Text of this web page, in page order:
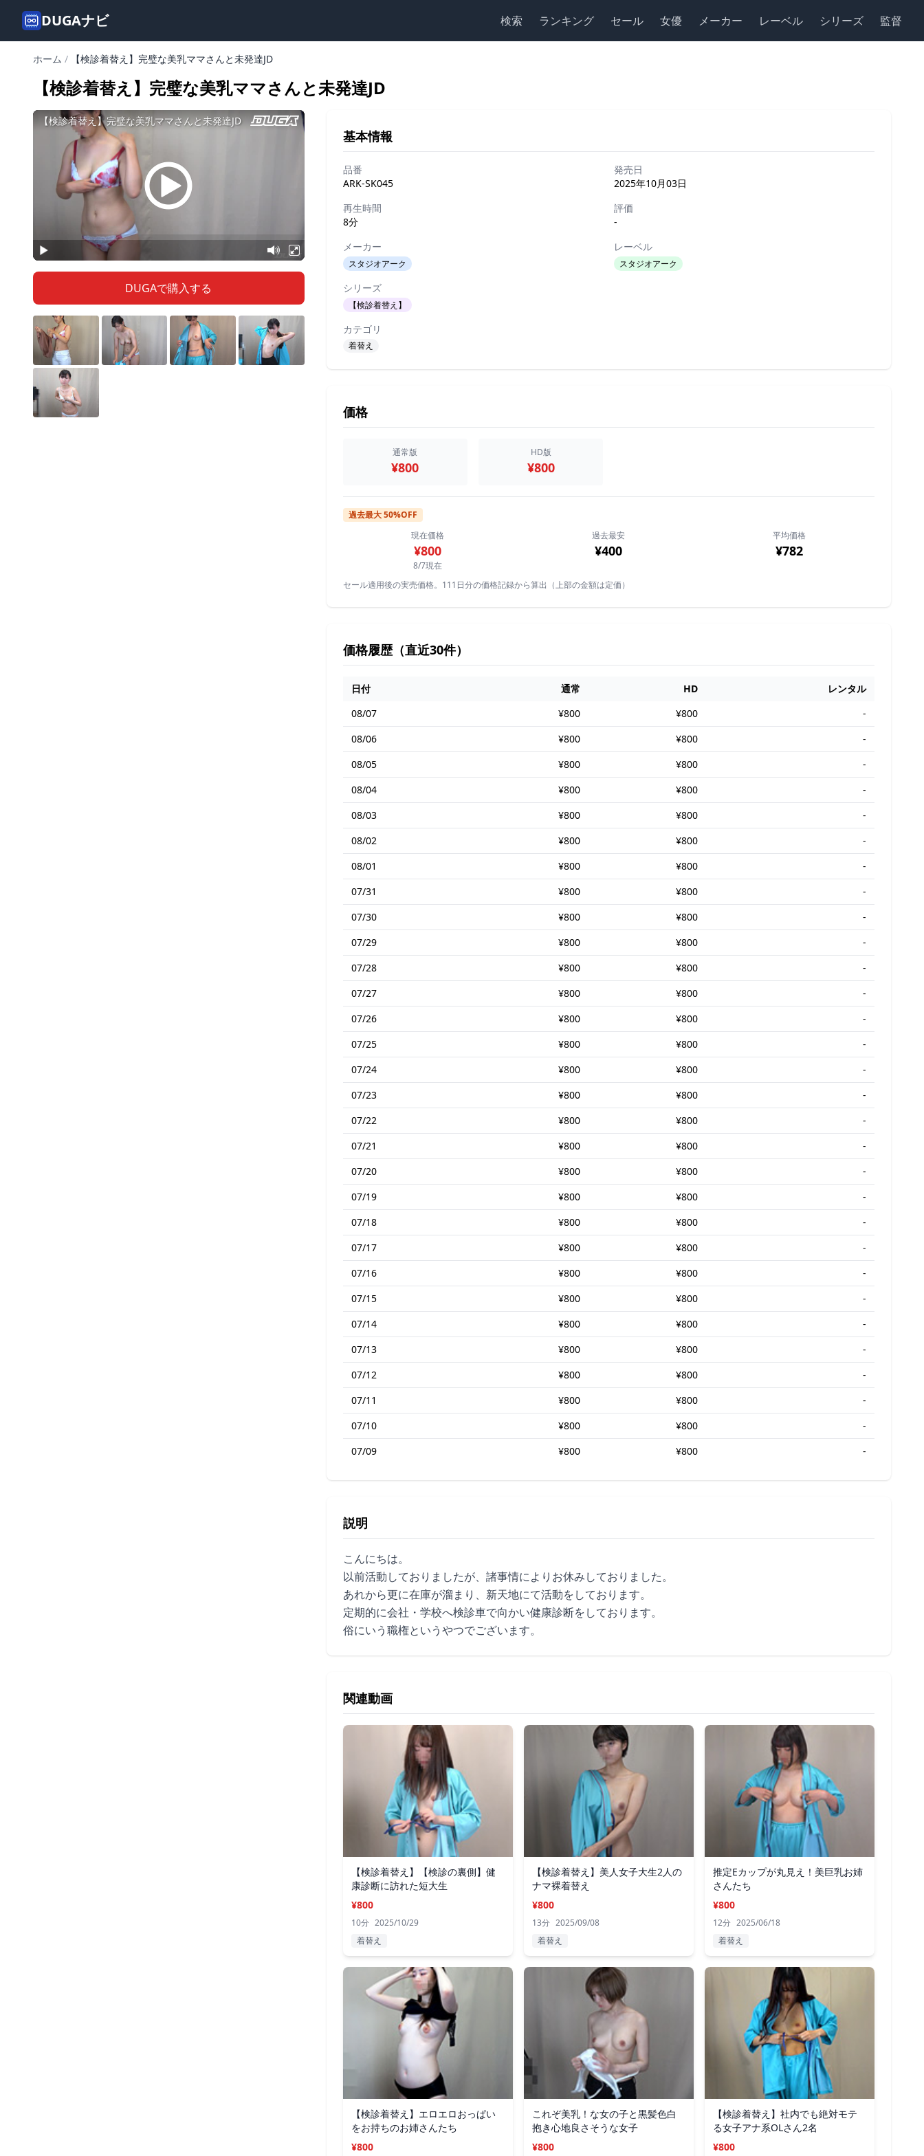
DUGAナビ 検索 ランキング セール 女優 メーカー レーベル シリーズ 監督
ホーム / 【検診着替え】完璧な美乳ママさんと未発達JD
【検診着替え】完璧な美乳ママさんと未発達JD
DUGAで購入する
基本情報
品番
ARK-SK045
発売日
2025年10月03日
再生時間
8分
評価
-
メーカー
スタジオアーク
レーベル
スタジオアーク
シリーズ
【検診着替え】
カテゴリ
着替え
価格
通常版
¥800
HD版
¥800
過去最大 50%OFF
現在価格
¥800
8/7現在
過去最安
¥400
平均価格
¥782
セール適用後の実売価格。111日分の価格記録から算出（上部の金額は定価）
価格履歴（直近30件）
日付 通常 HD
レンタル
08/07
¥800 ¥800
-
08/06
¥800 ¥800
-
08/05
¥800 ¥800
-
08/04
¥800 ¥800
-
08/03
¥800 ¥800
-
08/02
¥800 ¥800
-
08/01
¥800 ¥800
-
07/31
¥800 ¥800
-
07/30
¥800 ¥800
-
07/29
¥800 ¥800
-
07/28
¥800 ¥800
-
07/27
¥800 ¥800
-
07/26
¥800 ¥800
-
07/25
¥800 ¥800
-
07/24
¥800 ¥800
-
07/23
¥800 ¥800
-
07/22
¥800 ¥800
-
07/21
¥800 ¥800
-
07/20
¥800 ¥800
-
07/19
¥800 ¥800
-
07/18
¥800 ¥800
-
07/17
¥800 ¥800
-
07/16
¥800 ¥800
-
07/15
¥800 ¥800
-
07/14
¥800 ¥800
-
07/13
¥800 ¥800
-
07/12
¥800 ¥800
-
07/11
¥800 ¥800
-
07/10
¥800 ¥800
-
07/09
¥800 ¥800 -
説明
こんにちは。
以前活動しておりましたが、諸事情によりお休みしておりました。
あれから更に在庫が溜まり、新天地にて活動をしております。
定期的に会社・学校へ検診車で向かい健康診断をしております。
俗にいう職権というやつでございます。
関連動画
【検診着替え】【検診の裏側】健
康診断に訪れた短大生
¥800
10分 2025/10/29
着替え
【検診着替え】美人女子大生2人の
ナマ裸着替え
¥800
13分 2025/09/08
着替え
推定Eカップが丸見え！美巨乳お姉
さんたち
¥800
12分 2025/06/18
着替え
【検診着替え】エロエロおっぱい
をお持ちのお姉さんたち
¥800
これぞ美乳！な女の子と黒髪色白
抱き心地良さそうな女子
¥800
【検診着替え】社内でも絶対モテ
る女子アナ系OLさん2名
¥800